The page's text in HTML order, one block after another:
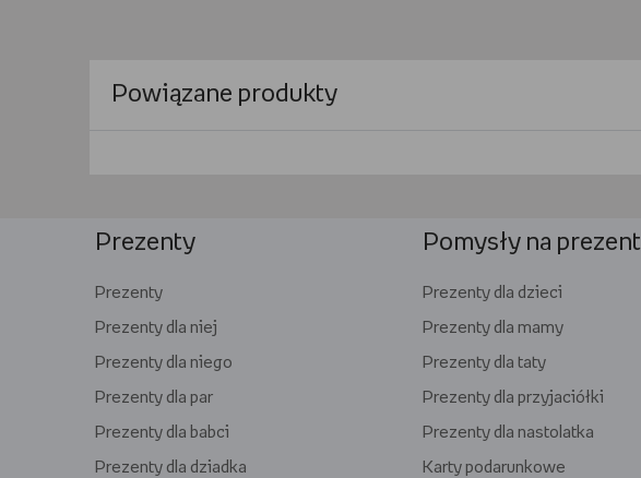
Powiązane produkty
Prezenty
Prezenty
Prezenty dla niej
Prezenty dla niego
Prezenty dla par
Prezenty dla babci
Prezenty dla dziadka
Pomysły na prezent
Prezenty dla dzieci
Prezenty dla mamy
Prezenty dla taty
Prezenty dla przyjaciółki
Prezenty dla nastolatka
Karty podarunkowe